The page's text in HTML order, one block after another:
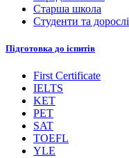
Старша школа
Студенти та дорослі
Підготовка до іспитів
First Certificate
IELTS
KET
PET
SAT
TOEFL
YLE